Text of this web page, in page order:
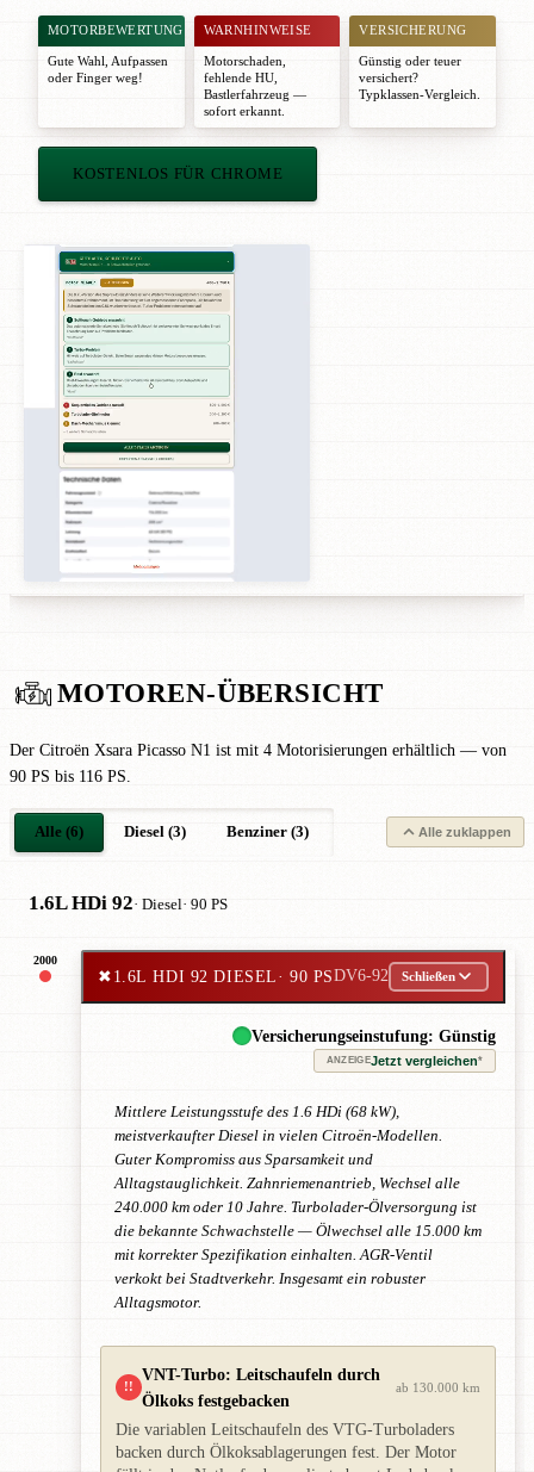
MOTORBEWERTUNG
Gute Wahl
Aufpassen
oder Finger weg!
WARNHINWEISE
Motorschaden,
fehlende HU,
Bastlerfahrzeug —
sofort erkannt.
VERSICHERUNG
Günstig oder teuer
versichert?
Typklassen-Vergleich.
KOSTENLOS FÜR CHROME
MOTOREN-ÜBERSICHT
Der Citroën Xsara Picasso N1 ist mit 4 Motorisierungen erhältlich — von
90 PS bis 116 PS.
Alle (6) Diesel (3) Benziner (3) Alle zuklappen
1.6L HDi 92· Diesel· 90 PS
2000
✖1.6L HDI 92 DIESEL· 90 PSDV6-92 Schließen
Versicherungseinstufung: Günstig
ANZEIGEJetzt vergleichen*
Mittlere Leistungsstufe des 1.6 HDi (68 kW),
meistverkaufter Diesel in vielen Citroën-Modellen.
Guter Kompromiss aus Sparsamkeit und
Alltagstauglichkeit. Zahnriemenantrieb, Wechsel alle
240.000 km oder 10 Jahre. Turbolader-Ölversorgung ist
die bekannte Schwachstelle — Ölwechsel alle 15.000 km
mit korrekter Spezifikation einhalten. AGR-Ventil
verkokt bei Stadtverkehr. Insgesamt ein robuster
Alltagsmotor.
!!
VNT-Turbo: Leitschaufeln durch
Ölkoks festgebacken
ab 130.000 km
Die variablen Leitschaufeln des VTG-Turboladers
backen durch Ölkoksablagerungen fest. Der Motor